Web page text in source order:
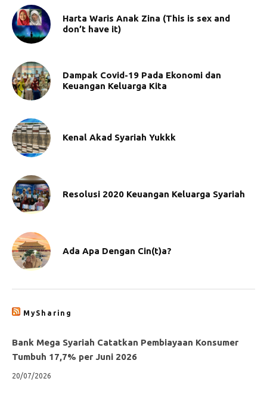
Harta Waris Anak Zina (This is sex and
don’t have it)
Dampak Covid-19 Pada Ekonomi dan
Keuangan Keluarga Kita
Kenal Akad Syariah Yukkk
Resolusi 2020 Keuangan Keluarga Syariah
Ada Apa Dengan Cin(t)a?
MySharing
Bank Mega Syariah Catatkan Pembiayaan Konsumer
Tumbuh 17,7% per Juni 2026
20/07/2026